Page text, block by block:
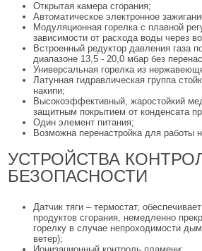
Открытая камера сгорания;
Автоматическое электронное
Модуляционная горелка с плавной
зависимости от расхода воды через
Встроенный редуктор давления газа
диапазоне 13,5 - 20,0 мбар без
Универсальная горелка из
Латунная гидравлическая группа
накипи;
Высокоэффективный, жаростойкий
защитным покрытием от конденсата
Один элемент питания;
Возможна перенастройка для работы
УСТРОЙСТВА
БЕЗОПАСНОСТИ
Датчик тяги – термостат,
продуктов сгорания, немедленно
горелку в случае непроходимости
ветер);